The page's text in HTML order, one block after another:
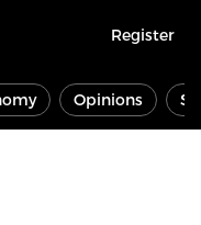
Register
Opinions